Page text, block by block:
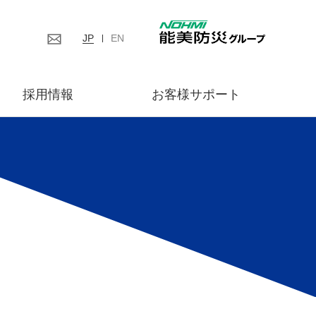
JP EN
採用情報 お客様サポート